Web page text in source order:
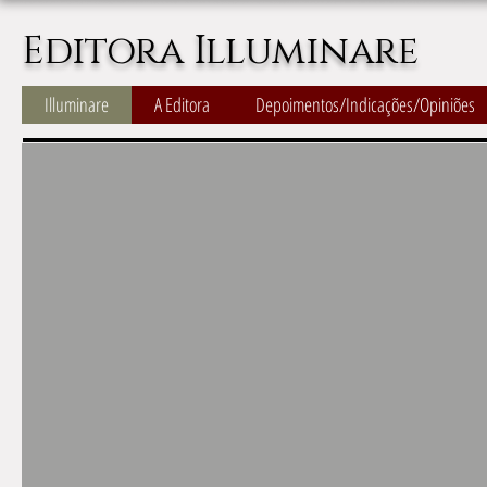
Editora Illuminare
Illuminare A Editora Depoimentos/Indicações/Opiniões